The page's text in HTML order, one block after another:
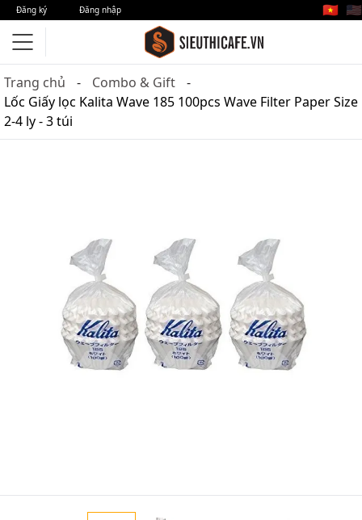
Đăng ký Đăng nhập 🇻🇳 🇺🇸
Trang chủ
Combo & Gift
Lốc Giấy lọc Kalita Wave 185 100pcs Wave Filter Paper Size
2-4 ly - 3 túi